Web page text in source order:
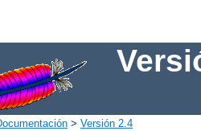
> Versión 2.4